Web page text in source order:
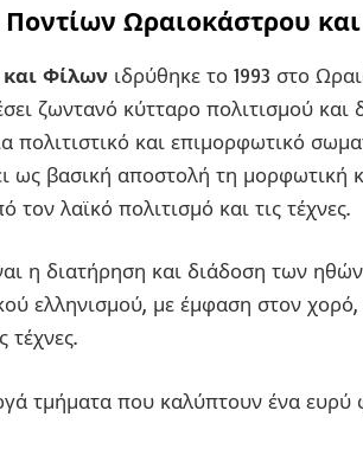
Ωραιοκάστρου
Φίλων ιδρύθηκε το 1993 στο
ζωντανό κύτταρο πολιτισμού και
πολιτιστικό και επιμορφωτικό
ως βασική αποστολή τη μορφωτική
λαϊκό πολιτισμό και τις τέχνες.
η διατήρηση και διάδοση των
ελληνισμού, με έμφαση στον
τέχνες.
τμήματα που καλύπτουν ένα ευρύ